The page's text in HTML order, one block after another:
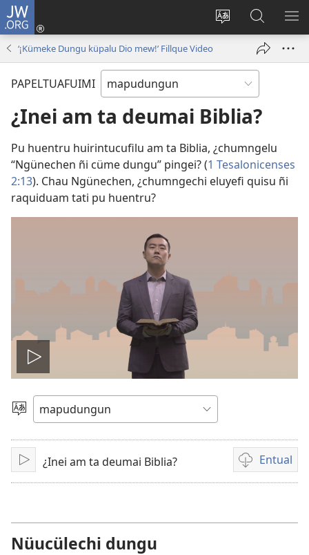
JW.ORG
Quintunge
quewun
Tami
conal
hue
mu)
Quintual
JW.ORG
‘¡Kümeke Dungu küpalu Dio mew!’ Fillque Video
PAPELTUAFUIMI
¿Inei am ta deumai Biblia?
Pu huentru huirintucufilu am ta Biblia, ¿chumngelu
“Ngünechen ñi cüme dungu” pingei? (1 Tesalonicenses
2:13). Chau Ngünechen, ¿chumngechi eluyefi quisu ñi
raquiduam tati pu huentru?
Amulcünungepe
ti
video
Dullial
quehun
Amulcünungeal
¿Inei am ta deumai Biblia? Entual
Chumngechi
entual
Nüucülechi dungu